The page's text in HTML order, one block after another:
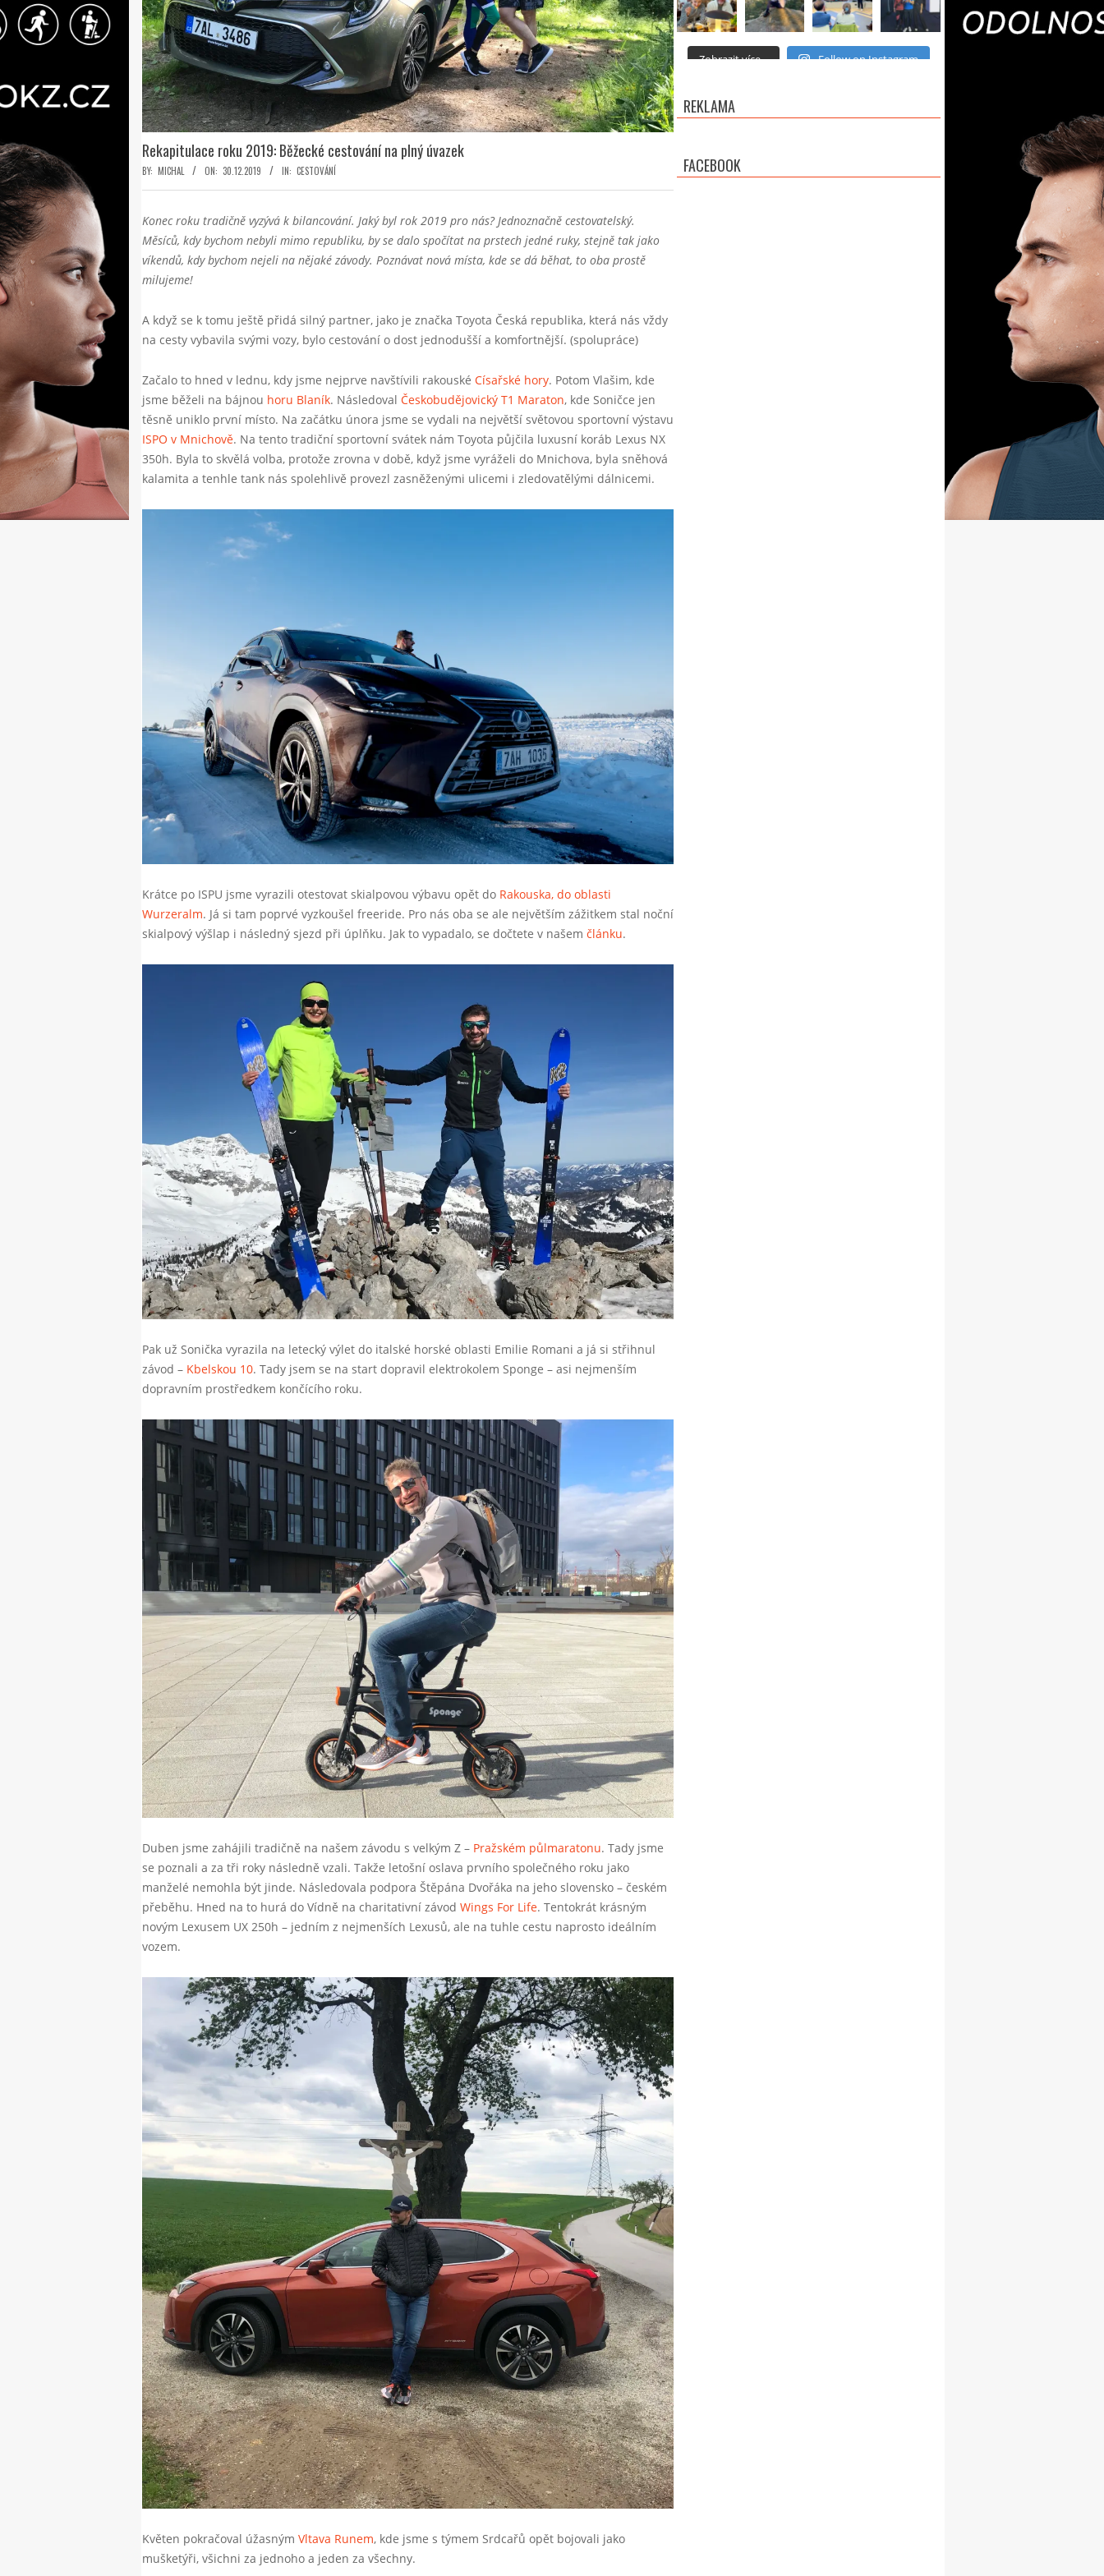
Rekapitulace roku 2019: Běžecké cestování na plný úvazek
BY: MICHAL ON: 30.12.2019 IN: CESTOVÁNÍ
Konec roku tradičně vyzývá k bilancování. Jaký byl rok 2019 pro nás? Jednoznačně cestovatelský.
Měsíců, kdy bychom nebyli mimo republiku, by se dalo spočítat na prstech jedné ruky, stejně tak jako
víkendů, kdy bychom nejeli na nějaké závody. Poznávat nová místa, kde se dá běhat, to oba prostě
milujeme!
A když se k tomu ještě přidá silný partner, jako je značka Toyota Česká republika, která nás vždy
na cesty vybavila svými vozy, bylo cestování o dost jednodušší a komfortnější. (spolupráce)
Začalo to hned v lednu, kdy jsme nejprve navštívili rakouské Císařské hory. Potom Vlašim, kde
jsme běželi na bájnou horu Blaník. Následoval Českobudějovický T1 Maraton, kde Soničce jen
těsně uniklo první místo. Na začátku února jsme se vydali na největší světovou sportovní výstavu
ISPO v Mnichově. Na tento tradiční sportovní svátek nám Toyota půjčila luxusní koráb Lexus NX
350h. Byla to skvělá volba, protože zrovna v době, když jsme vyráželi do Mnichova, byla sněhová
kalamita a tenhle tank nás spolehlivě provezl zasněženými ulicemi i zledovatělými dálnicemi.
Krátce po ISPU jsme vyrazili otestovat skialpovou výbavu opět do Rakouska, do oblasti
Wurzeralm. Já si tam poprvé vyzkoušel freeride. Pro nás oba se ale největším zážitkem stal noční
skialpový výšlap i následný sjezd při úplňku. Jak to vypadalo, se dočtete v našem článku.
Pak už Sonička vyrazila na letecký výlet do italské horské oblasti Emilie Romani a já si střihnul
závod – Kbelskou 10. Tady jsem se na start dopravil elektrokolem Sponge – asi nejmenším
dopravním prostředkem končícího roku.
Duben jsme zahájili tradičně na našem závodu s velkým Z – Pražském půlmaratonu. Tady jsme
se poznali a za tři roky následně vzali. Takže letošní oslava prvního společného roku jako
manželé nemohla být jinde. Následovala podpora Štěpána Dvořáka na jeho slovensko – českém
přeběhu. Hned na to hurá do Vídně na charitativní závod Wings For Life. Tentokrát krásným
novým Lexusem UX 250h – jedním z nejmenších Lexusů, ale na tuhle cestu naprosto ideálním
vozem.
Květen pokračoval úžasným Vltava Runem, kde jsme s týmem Srdcařů opět bojovali jako
mušketýři, všichni za jednoho a jeden za všechny.
Zobrazit více... Follow on Instagram
REKLAMA
FACEBOOK